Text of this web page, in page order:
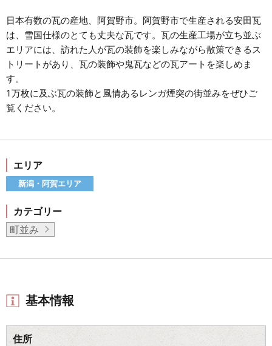
日本有数の瓦の産地、阿賀野市。阿賀野市で生産される安田瓦
は、雪国仕様のとても丈夫な瓦です。瓦の生産工場が立ち並ぶ
エリアには、訪れた人が瓦の装飾を楽しみながら散策できるス
トリートがあり、瓦の装飾や鬼瓦などの瓦アートを楽しめま
す。
1万枚に及ぶ瓦の装飾と風情あるレンガ煙突の街並みをぜひご
覧ください。
エリア
新潟・阿賀エリア
カテゴリー
町並み
基本情報
住所